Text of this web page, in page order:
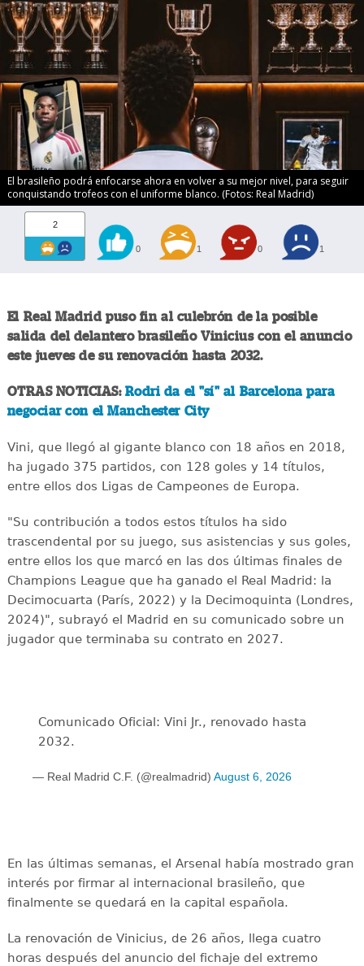
El brasileño podrá enfocarse ahora en volver a su mejor nivel, para seguir
conquistando trofeos con el uniforme blanco. (Fotos: Real Madrid)
2
0 1 0 1
El Real Madrid puso fin al culebrón de la posible
salida del delantero brasileño Vinicius con el anuncio
este jueves de su renovación hasta 2032.
OTRAS NOTICIAS: Rodri da el "sí" al Barcelona para
negociar con el Manchester City
Vini, que llegó al gigante blanco con 18 años en 2018,
ha jugado 375 partidos, con 128 goles y 14 títulos,
entre ellos dos Ligas de Campeones de Europa.
"Su contribución a todos estos títulos ha sido
trascendental por su juego, sus asistencias y sus goles,
entre ellos los que marcó en las dos últimas finales de
Champions League que ha ganado el Real Madrid: la
Decimocuarta (París, 2022) y la Decimoquinta (Londres,
2024)", subrayó el Madrid en su comunicado sobre un
jugador que terminaba su contrato en 2027.
Comunicado Oficial: Vini Jr., renovado hasta
2032.
— Real Madrid C.F. (@realmadrid) August 6, 2026
En las últimas semanas, el Arsenal había mostrado gran
interés por firmar al internacional brasileño, que
finalmente se quedará en la capital española.
La renovación de Vinicius, de 26 años, llega cuatro
horas después del anuncio del fichaje del extremo